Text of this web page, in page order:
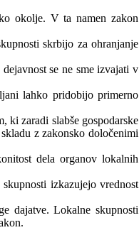
okolje. V ta namen zakon
skrbijo za ohranjanje
se ne sme izvajati v
lahko pridobijo primerno
ki zaradi slabše gospodarske
z zakonsko določenimi
dela organov lokalnih
izkazujejo vrednost
dajatve. Lokalne skupnosti